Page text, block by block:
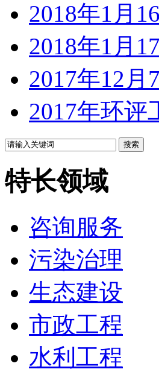
2018年1月
2018年1月
2017年12月
2017年环评
特长领域
咨询服务
污染治理
生态建设
市政工程
水利工程